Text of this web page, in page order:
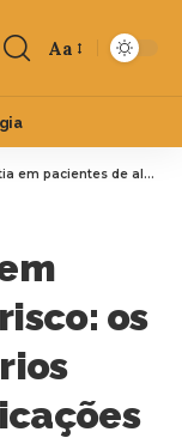
Aa
os cuidados necessários para evitar complicações
os